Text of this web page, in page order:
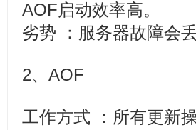
AOF启动效率高。
劣势 ：服务器故障会
2、AOF
工作方式 ：所有更新